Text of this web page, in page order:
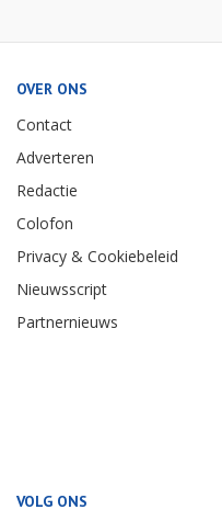
OVER ONS
Contact
Adverteren
Redactie
Colofon
Privacy & Cookiebeleid
Nieuwsscript
Partnernieuws
VOLG ONS